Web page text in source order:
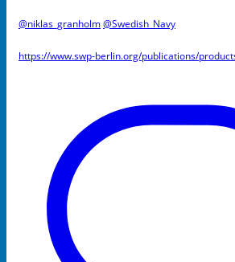
@niklas_granholm@Swedish_Navy
https://www.swp-berlin.org/publications/